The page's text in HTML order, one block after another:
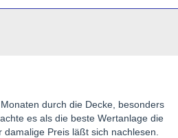
durch die Decke, besonders
es als die beste Wertanlage die
Preis läßt sich nachlesen.